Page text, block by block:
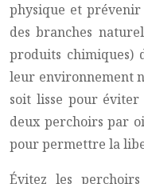
physique et prévenir
des branches
produits chimiques)
leur environnement
soit lisse pour éviter
deux perchoirs par
pour permettre la
Évitez les